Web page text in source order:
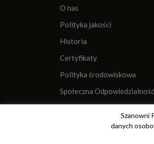
O nas
Polityka jakości
Historia
Certyfikaty
Polityka środowiskowa
Społeczna Odpowiedzialność
Szanowni
danych